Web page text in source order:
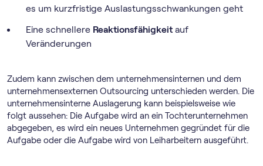
es um kurzfristige Auslastungsschwankungen geht
Eine schnellere Reaktionsfähigkeit auf
Veränderungen
Zudem kann zwischen dem unternehmensinternen und dem
unternehmensexternen Outsourcing unterschieden werden. Die
unternehmensinterne Auslagerung kann beispielsweise wie
folgt aussehen: Die Aufgabe wird an ein Tochterunternehmen
abgegeben, es wird ein neues Unternehmen gegründet für die
Aufgabe oder die Aufgabe wird von Leiharbeitern ausgeführt.